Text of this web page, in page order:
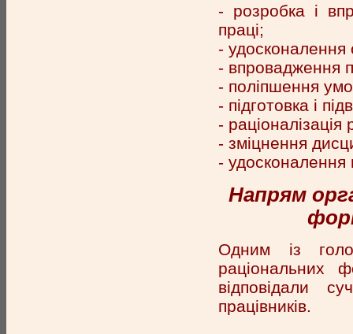
- розробка і
праці;
- удосконалення
- впровадження
- поліпшення
- підготовка і
- раціоналізація
- зміцнення
- удосконалення
Напрям
Одним із
раціональних
відповідали
працівників.